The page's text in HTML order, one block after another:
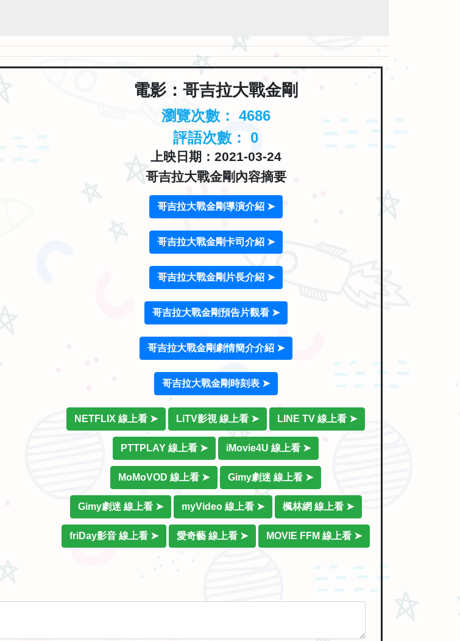
電影：哥吉拉大戰金剛
瀏覽次數： 4686
評語次數： 0
上映日期：2021-03-24
哥吉拉大戰金剛內容摘要
哥吉拉大戰金剛導演介紹 ➤
哥吉拉大戰金剛卡司介紹 ➤
哥吉拉大戰金剛片長介紹 ➤
哥吉拉大戰金剛預告片觀看 ➤
哥吉拉大戰金剛劇情簡介介紹 ➤
哥吉拉大戰金剛時刻表 ➤
NETFLIX 線上看 ➤ LiTV影視 線上看 ➤ LINE TV 線上看 ➤
PTTPLAY 線上看 ➤ iMovie4U 線上看 ➤
MoMoVOD 線上看 ➤ Gimy劇迷 線上看 ➤
Gimy劇迷 線上看 ➤ myVideo 線上看 ➤ 楓林網 線上看 ➤
friDay影音 線上看 ➤ 愛奇藝 線上看 ➤ MOVIE FFM 線上看 ➤